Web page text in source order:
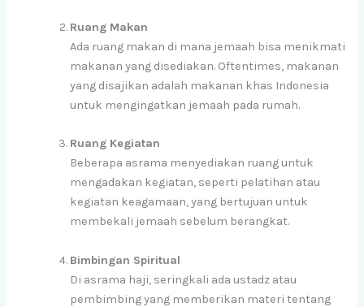
Ruang Makan
Ada ruang makan di mana jemaah bisa menikmati
makanan yang disediakan. Oftentimes, makanan
yang disajikan adalah makanan khas Indonesia
untuk mengingatkan jemaah pada rumah.
Ruang Kegiatan
Beberapa asrama menyediakan ruang untuk
mengadakan kegiatan, seperti pelatihan atau
kegiatan keagamaan, yang bertujuan untuk
membekali jemaah sebelum berangkat.
Bimbingan Spiritual
Di asrama haji, seringkali ada ustadz atau
pembimbing yang memberikan materi tentang